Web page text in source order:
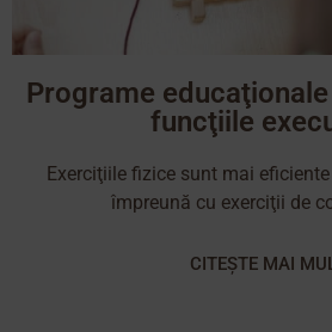
Programe
funcţiile
Exerciţiile fizice sunt mai
împreună cu exerciţii de
CITEȘTE MAI